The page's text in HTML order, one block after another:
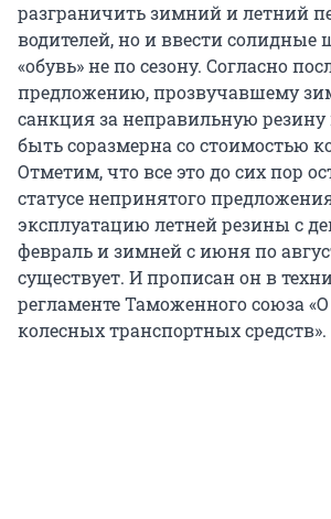
разграничить зимний и летний
водителей, но и ввести солидные
«обувь» не по сезону. Согласно
предложению, прозвучавшему
санкция за неправильную
быть соразмерна со стоимостью
Отметим, что все это до сих пор
статусе непринятого
эксплуатацию летней резины с
февраль и зимней с июня по
существует. И прописан он в
регламенте Таможенного союза
колесных транспортных средств».